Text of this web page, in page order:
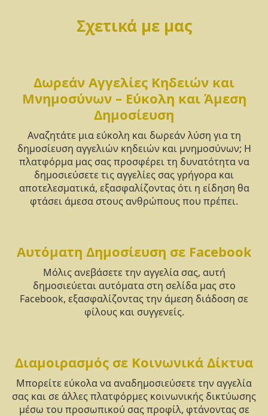
Σχετικά με μας
Δωρεάν Αγγελίες Κηδειών και
Μνημοσύνων – Εύκολη και Άμεση
Δημοσίευση
Αναζητάτε μια εύκολη και δωρεάν λύση για τη
δημοσίευση αγγελιών κηδειών και μνημοσύνων; Η
πλατφόρμα μας σας προσφέρει τη δυνατότητα να
δημοσιεύσετε τις αγγελίες σας γρήγορα και
αποτελεσματικά, εξασφαλίζοντας ότι η είδηση θα
φτάσει άμεσα στους ανθρώπους που πρέπει.
Αυτόματη Δημοσίευση σε Facebook
Μόλις ανεβάσετε την αγγελία σας, αυτή
δημοσιεύεται αυτόματα στη σελίδα μας στο
Facebook, εξασφαλίζοντας την άμεση διάδοση σε
φίλους και συγγενείς.
Διαμοιρασμός σε Κοινωνικά Δίκτυα
Μπορείτε εύκολα να αναδημοσιεύσετε την αγγελία
σας και σε άλλες πλατφόρμες κοινωνικής δικτύωσης
μέσω του προσωπικού σας προφίλ, φτάνοντας σε